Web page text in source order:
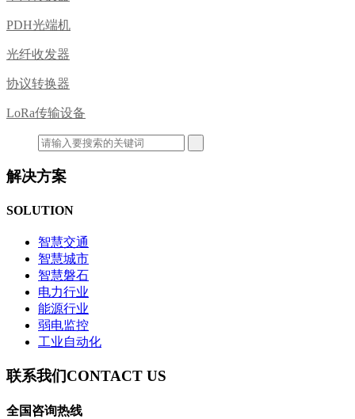
PDH光端机
光纤收发器
协议转换器
LoRa传输设备
解决方案
SOLUTION
智慧交通
智慧城市
智慧磐石
电力行业
能源行业
弱电监控
工业自动化
联系我们CONTACT US
全国咨询热线